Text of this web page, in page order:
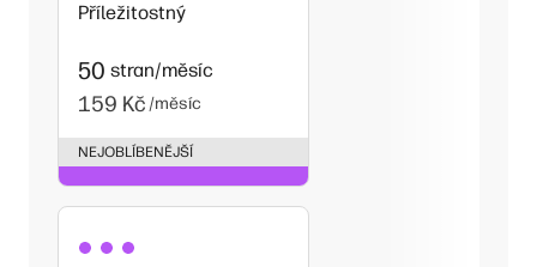
Příležitostný
50 stran/měsíc
159 Kč /měsíc
NEJOBLÍBENĚJŠÍ